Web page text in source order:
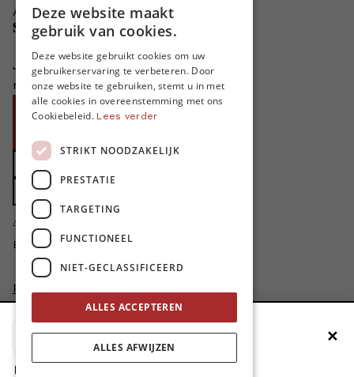
Adverteren in MO*
Steun MO*
Je helpt ons groeien. MO* bestaat
niet zonder jouw steun!
Doe een gift
Zet MO* in uw testament
4424
Bedankt voor jullie steun!
Privacybeleid
Disclaimer
AI Charter
Cookievoorkeuren aanpassen
site by
Voeg MO* toe aan je beginscherm ✕
1. Druk op de deelknop
ENGLISH
Deze website maakt
gebruik van cookies.
Deze website gebruikt cookies om uw
gebruikerservaring te verbeteren. Door
onze website te gebruiken, stemt u in met
alle cookies in overeenstemming met ons
Cookiebeleid. Lees verder
STRIKT NOODZAKELIJK
PRESTATIE
TARGETING
FUNCTIONEEL
NIET-GECLASSIFICEERD
ALLES ACCEPTEREN
ALLES AFWIJZEN